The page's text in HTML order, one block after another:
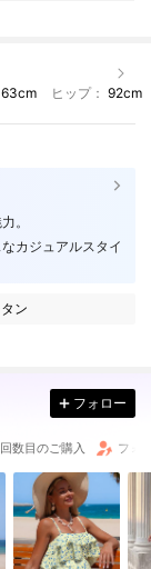
63cm ヒップ： 92cm
。
カジュアルスタイ
ン
フォロー
数目のご購入 フォ